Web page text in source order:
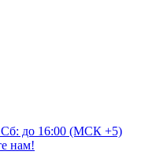
до 16:00 (МСК +5)
нам!